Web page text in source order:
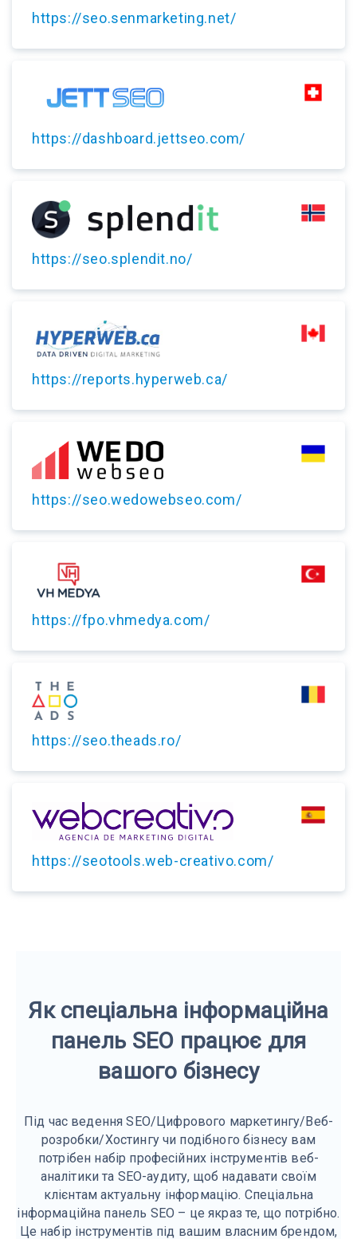
https://seo.senmarketing.net/
https://dashboard.jettseo.com/
https://seo.splendit.no/
https://reports.hyperweb.ca/
https://seo.wedowebseo.com/
https://fpo.vhmedya.com/
https://seo.theads.ro/
https://seotools.web-creativo.com/
Як спеціальна інформаційна
панель SEO працює для
вашого бізнесу
Під час ведення SEO/Цифрового маркетингу/Веб-
розробки/Хостингу чи подібного бізнесу вам
потрібен набір професійних інструментів веб-
аналітики та SEO-аудиту, щоб надавати своїм
клієнтам актуальну інформацію. Спеціальна
інформаційна панель SEO – це якраз те, що потрібно.
Це набір інструментів під вашим власним брендом,